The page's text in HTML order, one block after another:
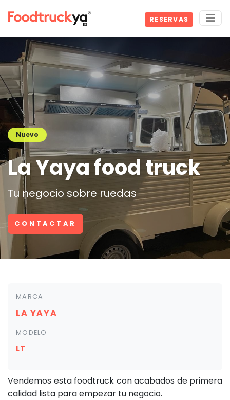
RESERVAS
Nuevo
La Yaya food truck
Tu negocio sobre ruedas
CONTACTAR
MARCA
LA YAYA
MODELO
LT
Vendemos esta foodtruck con acabados de primera
calidad lista para empezar tu negocio.